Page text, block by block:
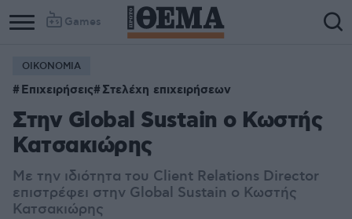
Games
ΟΙΚΟΝΟΜΙΑ
Επιχειρήσεις Στελέχη επιχειρήσεων
Στην Global Sustain ο Κωστής
Κατσακιώρης
Με την ιδιότητα του Client Relations Director
επιστρέφει στην Global Sustain ο Κωστής
Κατσακιώρης